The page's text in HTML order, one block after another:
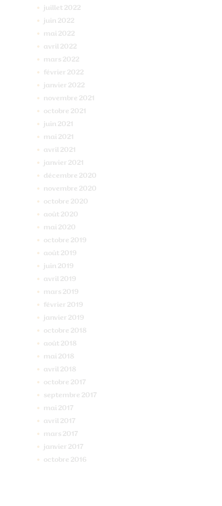
juillet 2022
juin 2022
mai 2022
avril 2022
mars 2022
février 2022
janvier 2022
novembre 2021
octobre 2021
juin 2021
mai 2021
avril 2021
janvier 2021
décembre 2020
novembre 2020
octobre 2020
août 2020
mai 2020
octobre 2019
août 2019
juin 2019
avril 2019
mars 2019
février 2019
janvier 2019
octobre 2018
août 2018
mai 2018
avril 2018
octobre 2017
septembre 2017
mai 2017
avril 2017
mars 2017
janvier 2017
octobre 2016